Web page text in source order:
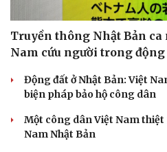
Truyền thông Nhật Bản
Nam cứu người trong động
Động đất ở Nhật Bản: Việt
biện pháp bảo hộ công dân
Một công dân Việt Nam
Nam Nhật Bản